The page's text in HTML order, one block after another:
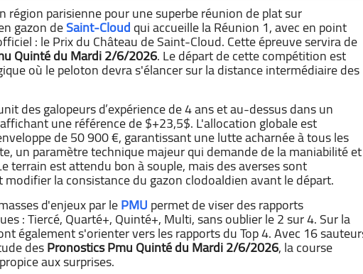
région parisienne pour une superbe réunion de plat sur
gazon deSaint-Cloudqui accueille la Réunion 1, avec en point
: le Prix du Château de Saint-Cloud. Cette épreuve servira de
Quinté du Mardi 2/6/2026. Le départ de cette compétition est
où le peloton devra s'élancer sur la distance intermédiaire des
des galopeurs d’expérience de 4 ans et au-dessus dans un
une référence de$+23,5$. L'allocation globale est
de 50 900 €, garantissant une lutte acharnée à tous les
un paramètre technique majeur qui demande de la maniabilité et
terrain est attendu bon à souple, mais des averses sont
la consistance du gazon clodoaldien avant le départ.
d'enjeux par lePMUpermet de viser des rapports
: Tiercé, Quarté+, Quinté+, Multi, sans oublier le 2 sur 4. Sur la
également s'orienter vers les rapports du Top 4. Avec 16
desPronostics Pmu Quinté du Mardi 2/6/2026, la course
aux surprises.